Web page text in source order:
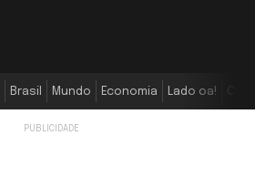
Brasil Mundo Economia Lado oa!